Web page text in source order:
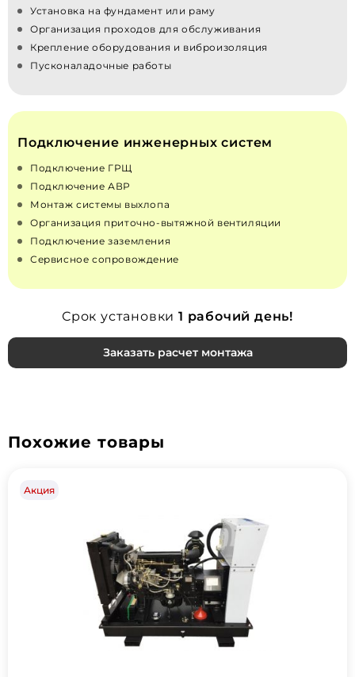
Установка на фундамент или раму
Организация проходов для обслуживания
Крепление оборудования и виброизоляция
Пусконаладочные работы
Подключение инженерных систем
Подключение ГРЩ
Подключение АВР
Монтаж системы выхлопа
Организация приточно‑вытяжной вентиляции
Подключение заземления
Сервисное сопровождение
Срок установки 1 рабочий день!
Заказать расчет монтажа
Похожие товары
Акция